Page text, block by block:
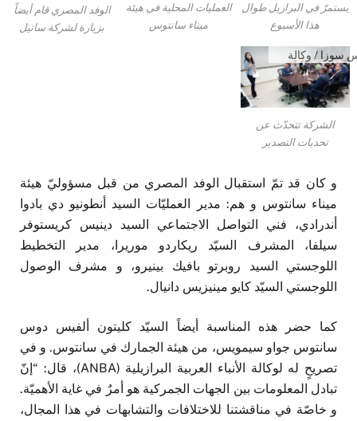
يستمرّ في البرازيل طوال
هذا الأسبوع
العمليات المحلية في هيئة
ميناء سانتوس
الوفد المصري قام أيضاً
بزيارة لشركة ساتيل
سوزا / وكالة
العربية
الشركة تتحدّث عن
تحديات التصدير
و كان قد تمّ استقبال الوفد المصري من قبل مسؤوليّ هيئة
ميناء سانتوس و هم: مدير العمليّات السيد أنطونيو دي بادوا
أندرادي، فني التواصل الاجتماعي السيد دينيس كريستوفر
سيلفا، المشرف السيّد ريكاردو موريرا، مدير التخطيط
اللوجستي السيد روبرتو بافيك بينيرو، و مشرف الوصول
اللوجستي السيّد كايو مينيزيس دانيال.
كما حضر هذه المناسبة أيضاً السيّد كليتون ألفيس دوس
سانتوس جواو سيمويس، من هيئة الجمارك في سانتوس. و في
تصريحٍ له لوكالة الأنباء العربية البرازيلية (ANBA)، قال: “إنّ
تبادل المعلومات بين الجهات الجمركية هو أمرٌ في غاية الأهميّة.
و خاصّة في مناقشتنا للاختلافات والتشابهات في هذا المجال،